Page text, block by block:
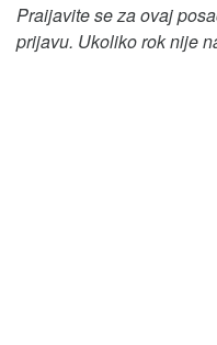
Praijavite se za ovaj
prijavu. Ukoliko rok nije